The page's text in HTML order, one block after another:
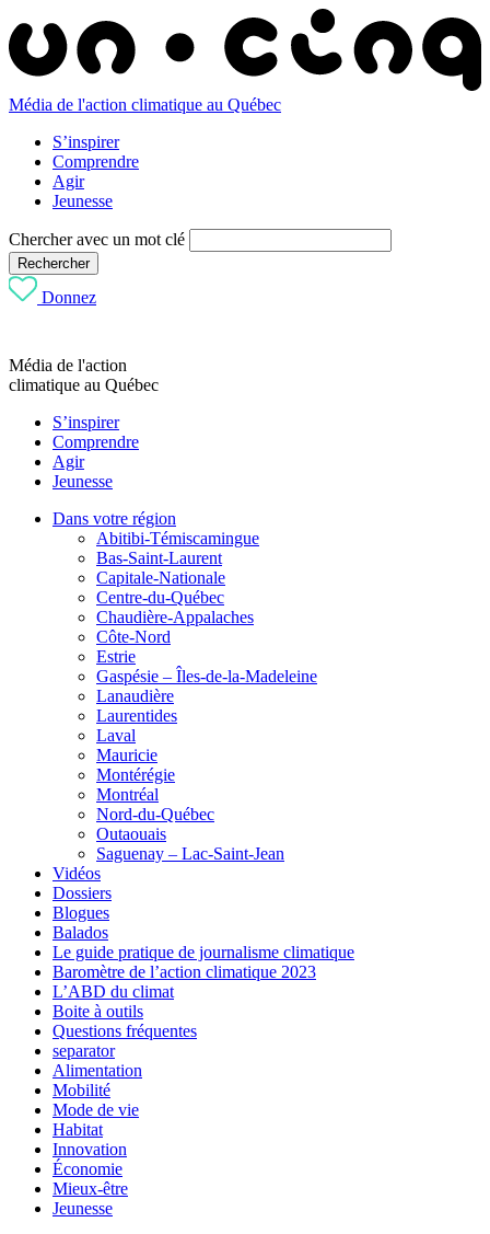
Média de l'action climatique au Québec
S’inspirer
Comprendre
Agir
Jeunesse
Chercher avec un mot clé
Rechercher
Donnez
Média de l'action
climatique au Québec
S’inspirer
Comprendre
Agir
Jeunesse
Dans votre région
Abitibi-Témiscamingue
Bas-Saint-Laurent
Capitale-Nationale
Centre-du-Québec
Chaudière-Appalaches
Côte-Nord
Estrie
Gaspésie – Îles-de-la-Madeleine
Lanaudière
Laurentides
Laval
Mauricie
Montérégie
Montréal
Nord-du-Québec
Outaouais
Saguenay – Lac-Saint-Jean
Vidéos
Dossiers
Blogues
Balados
Le guide pratique de journalisme climatique
Baromètre de l’action climatique 2023
L’ABD du climat
Boite à outils
Questions fréquentes
separator
Alimentation
Mobilité
Mode de vie
Habitat
Innovation
Économie
Mieux-être
Jeunesse